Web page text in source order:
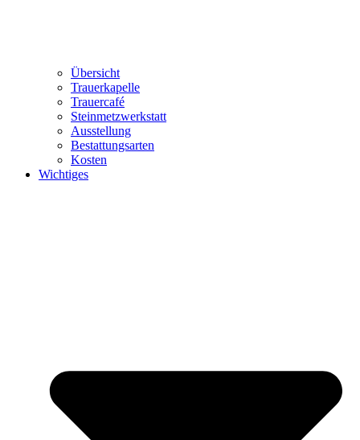
Übersicht
Trauerkapelle
Trauercafé
Steinmetzwerkstatt
Ausstellung
Bestattungsarten
Kosten
Wichtiges